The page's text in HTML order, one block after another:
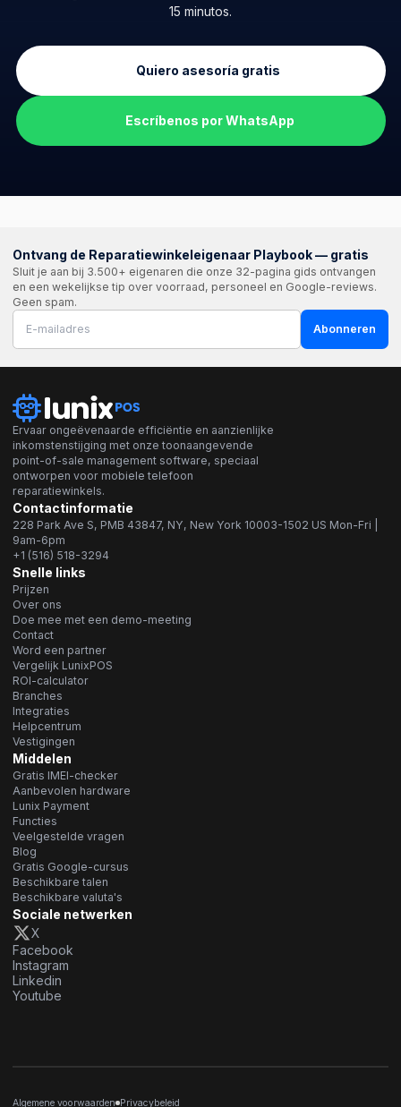
15 minutos.
Quiero asesoría gratis
Escríbenos por WhatsApp
Ontvang de Reparatiewinkeleigenaar Playbook — gratis
Sluit je aan bij 3.500+ eigenaren die onze 32-pagina gids ontvangen
en een wekelijkse tip over voorraad, personeel en Google-reviews.
Geen spam.
Abonneren
Ervaar ongeëvenaarde efficiëntie en aanzienlijke
inkomstenstijging met onze toonaangevende
point-of-sale management software, speciaal
ontworpen voor mobiele telefoon
reparatiewinkels.
Contactinformatie
228 Park Ave S, PMB 43847, NY, New York 10003-1502 US Mon-Fri |
9am-6pm
+1 (516) 518-3294
Snelle links
Prijzen
Over ons
Doe mee met een demo-meeting
Contact
Word een partner
Vergelijk LunixPOS
ROI-calculator
Branches
Integraties
Helpcentrum
Vestigingen
Middelen
Gratis IMEI-checker
Aanbevolen hardware
Lunix Payment
Functies
Veelgestelde vragen
Blog
Gratis Google-cursus
Beschikbare talen
Beschikbare valuta's
Sociale netwerken
X
Facebook
Instagram
Linkedin
Youtube
Algemene voorwaarden Privacybeleid